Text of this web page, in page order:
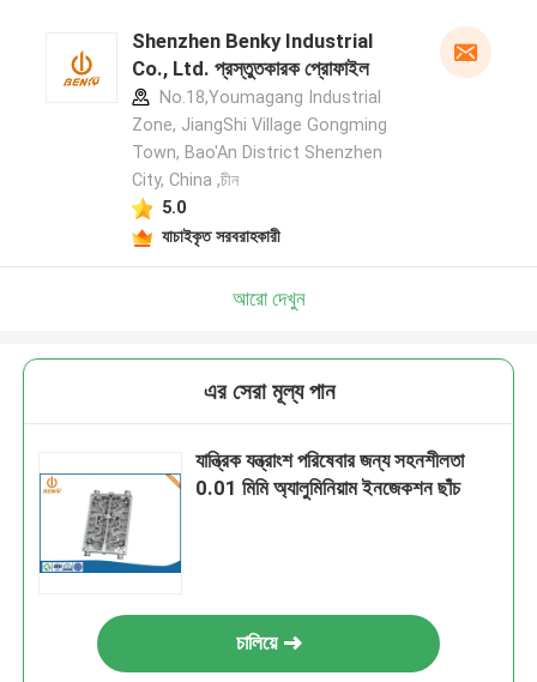
Shenzhen Benky Industrial
Co., Ltd. প্রস্তুতকারক প্রোফাইল
No.18,Youmagang Industrial
Zone, JiangShi Village Gongming
Town, Bao'An District Shenzhen
City, China ,চীন
5.0
যাচাইকৃত সরবরাহকারী
আরো দেখুন
এর সেরা মূল্য পান
যান্ত্রিক যন্ত্রাংশ পরিষেবার জন্য সহনশীলতা
0.01 মিমি অ্যালুমিনিয়াম ইনজেকশন ছাঁচ
চালিয়ে